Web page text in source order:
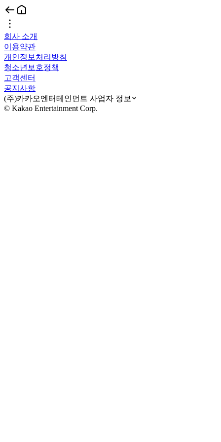
회사 소개
이용약관
개인정보처리방침
청소년보호정책
고객센터
공지사항
(주)카카오엔터테인먼트 사업자 정보
© Kakao Entertainment Corp.